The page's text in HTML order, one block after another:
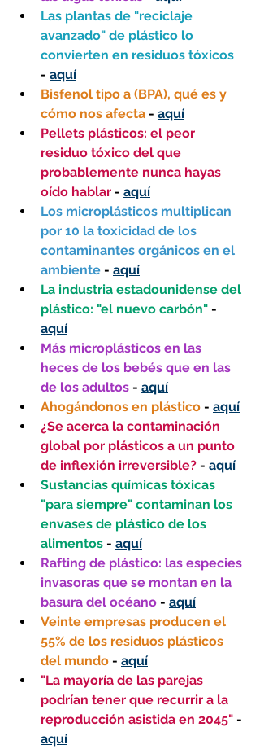
Las plantas de "reciclaje
avanzado" de plástico lo
convierten en residuos tóxicos
- aquí
Bisfenol tipo a (BPA), qué es y
cómo nos afecta - aquí
Pellets plásticos: el peor
residuo tóxico del que
probablemente nunca hayas
oído hablar - aquí
Los microplásticos multiplican
por 10 la toxicidad de los
contaminantes orgánicos en el
ambiente - aquí
La industria estadounidense del
plástico: "el nuevo carbón" -
aquí
Más microplásticos en las
heces de los bebés que en las
de los adultos - aquí
Ahogándonos en plástico - aquí
¿Se acerca la contaminación
global por plásticos a un punto
de inflexión irreversible? - aquí
Sustancias químicas tóxicas
"para siempre" contaminan los
envases de plástico de los
alimentos - aquí
Rafting de plástico: las especies
invasoras que se montan en la
basura del océano - aquí
Veinte empresas producen el
55% de los residuos plásticos
del mundo - aquí
"La mayoría de las parejas
podrían tener que recurrir a la
reproducción asistida en 2045" -
aquí